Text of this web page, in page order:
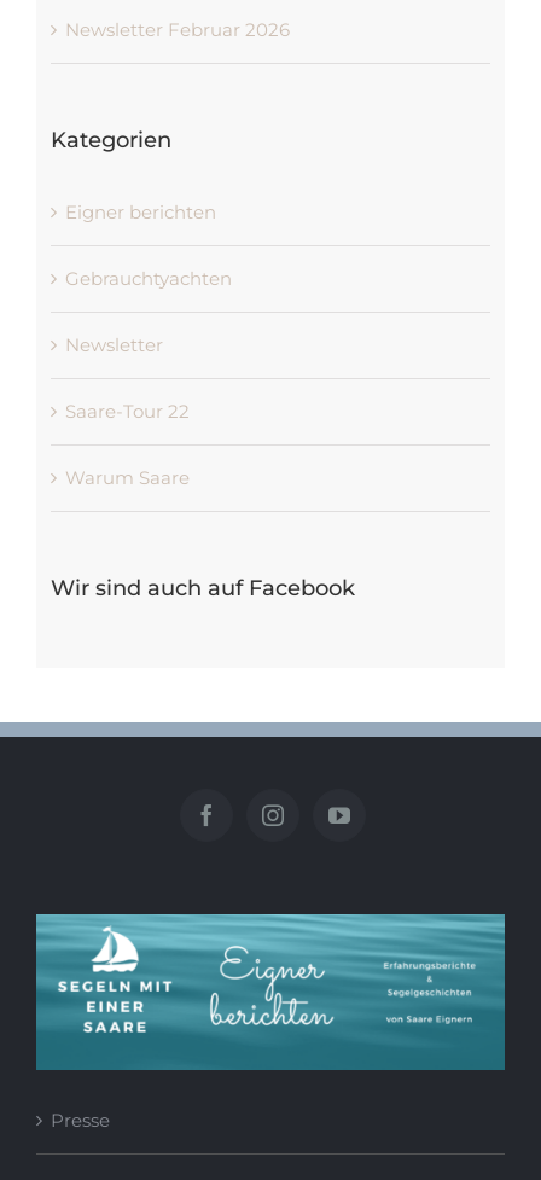
Newsletter Februar 2026
Kategorien
Eigner berichten
Gebrauchtyachten
Newsletter
Saare-Tour 22
Warum Saare
Wir sind auch auf Facebook
Presse